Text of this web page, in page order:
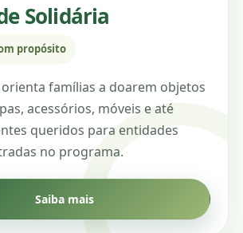
Solidária
propósito
famílias a doarem objetos
acessórios, móveis e até
queridos para entidades
no programa.
Saiba mais